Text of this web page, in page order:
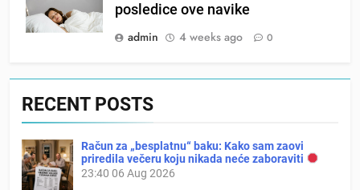
posledice ove navike
admin
4 weeks ago 0
RECENT POSTS
Račun za „besplatnu“ baku: Kako sam zaovi
priredila večeru koju nikada neće zaboraviti
23:40 06 Aug 2026